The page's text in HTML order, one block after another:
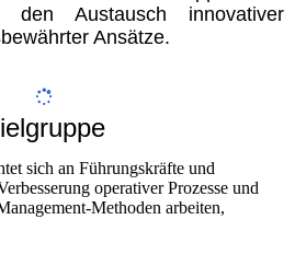
Austausch innovativer
Ansätze.
sich an Führungskräfte und
operativer Prozesse und
Methoden arbeiten,